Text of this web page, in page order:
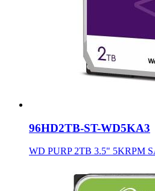
96HD2TB-ST-WD5KA3
WD PURP 2TB 3.5" 5KRPM